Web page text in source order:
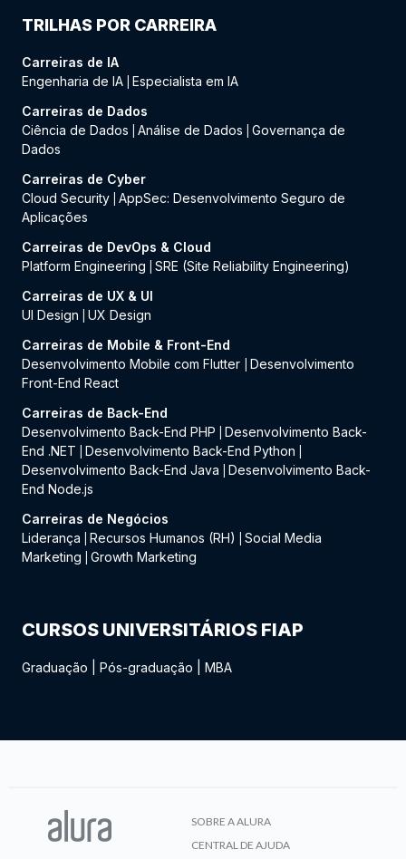
TRILHAS POR CARREIRA
Carreiras de IA
Engenharia de IA Especialista em IA
Carreiras de Dados
Ciência de Dados
Análise de Dados
Governança de
Dados
Carreiras de Cyber
Cloud Security AppSec: Desenvolvimento Seguro de
Aplicações
Carreiras de DevOps & Cloud
Platform Engineering
SRE (Site Reliability Engineering)
Carreiras de UX & UI
UI Design
UX Design
Carreiras de Mobile & Front-End
Desenvolvimento Mobile com Flutter
Desenvolvimento
Front-End React
Carreiras de Back-End
Desenvolvimento Back-End PHP
Desenvolvimento Back-
End .NET
Desenvolvimento Back-End Python
Desenvolvimento Back-End Java
Desenvolvimento Back-
End Node.js
Carreiras de Negócios
Liderança
Recursos Humanos (RH)
Social Media
Marketing
Growth Marketing
CURSOS UNIVERSITÁRIOS FIAP
Graduação Pós-graduação MBA
SOBRE A ALURA
CENTRAL DE AJUDA